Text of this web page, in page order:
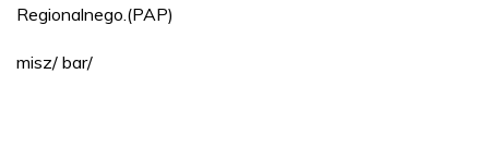
Regionalnego.(PAP)
misz/ bar/